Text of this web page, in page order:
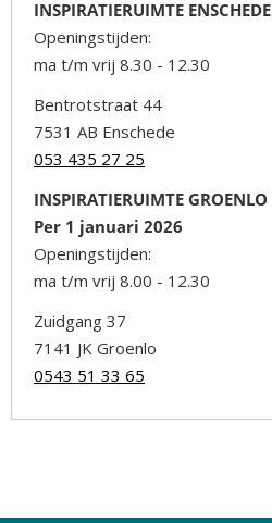
INSPIRATIERUIMTE ENSCHEDE
Openingstijden:
ma t/m vrij 8.30 - 12.30
Bentrotstraat 44
7531 AB Enschede
053 435 27 25
INSPIRATIERUIMTE GROENLO
Per 1 januari 2026
Openingstijden:
ma t/m vrij 8.00 - 12.30
Zuidgang 37
7141 JK Groenlo
0543 51 33 65